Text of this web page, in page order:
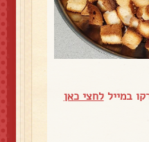
במייללחצי כאן